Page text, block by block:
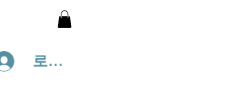
로그인